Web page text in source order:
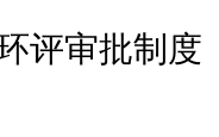
评审批制度